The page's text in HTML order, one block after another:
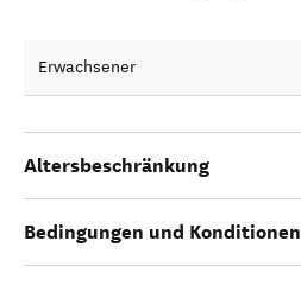
Erwachsener
Altersbeschränkung
Bedingungen und Konditionen